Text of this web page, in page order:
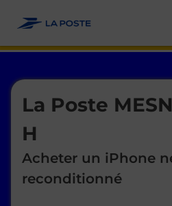
La Poste
H
Acheter un iPhone
reconditionné
Le lien s'ouvre dans un nouvel